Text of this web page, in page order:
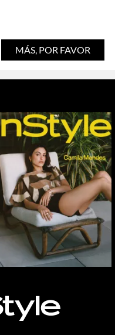
MÁS, POR FAVOR